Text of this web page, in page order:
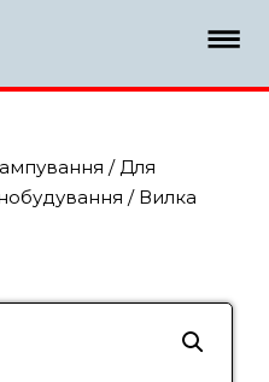
/Для
/ Вилка